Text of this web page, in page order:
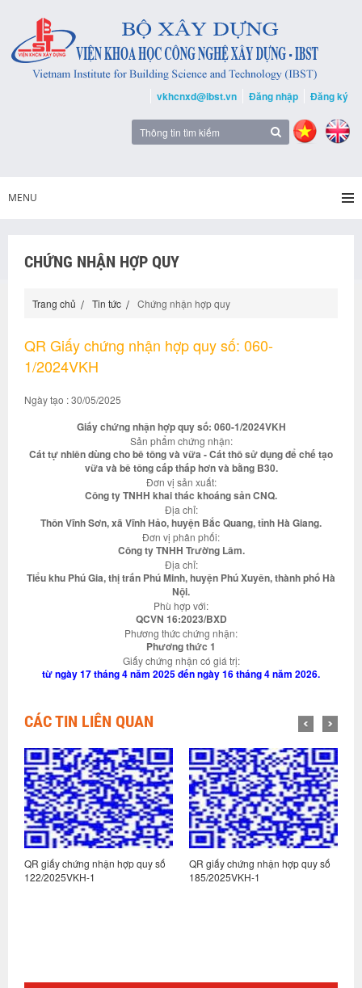
vkhcnxd@ibst.vn Đăng nhập Đăng ký
MENU
CHỨNG NHẬN HỢP QUY
Trang chủ Tin tức Chứng nhận hợp quy
QR Giấy chứng nhận hợp quy số: 060-
1/2024VKH
Ngày tạo : 30/05/2025
Giấy chứng nhận hợp quy số: 060-1/2024VKH
Sản phẩm chứng nhận:
Cát tự nhiên dùng cho bê tông và vữa - Cát thô sử dụng để chế tạo
vữa và bê tông cấp thấp hơn và bằng B30.
Đơn vị sản xuất:
Công ty TNHH khai thác khoáng sản CNQ.
Địa chỉ:
Thôn Vĩnh Sơn, xã Vĩnh Hảo, huyện Bắc Quang, tỉnh Hà Giang.
Đơn vị phân phối:
Công ty TNHH Trường Lâm.
Địa chỉ:
Tiểu khu Phú Gia, thị trấn Phú Minh, huyện Phú Xuyên, thành phố Hà
Nội.
Phù hợp với:
QCVN 16:2023/BXD
Phương thức chứng nhận:
Phương thức 1
Giấy chứng nhận có giá trị:
từ ngày 17 tháng 4 năm 2025 đến ngày 16 tháng 4 năm 2026.
CÁC TIN LIÊN QUAN
QR giấy chứng nhận hợp quy số
122/2025VKH-1
QR giấy chứng nhận hợp quy số
185/2025VKH-1